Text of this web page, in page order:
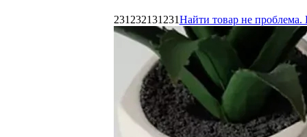
231232131231Найти товар не проблема.